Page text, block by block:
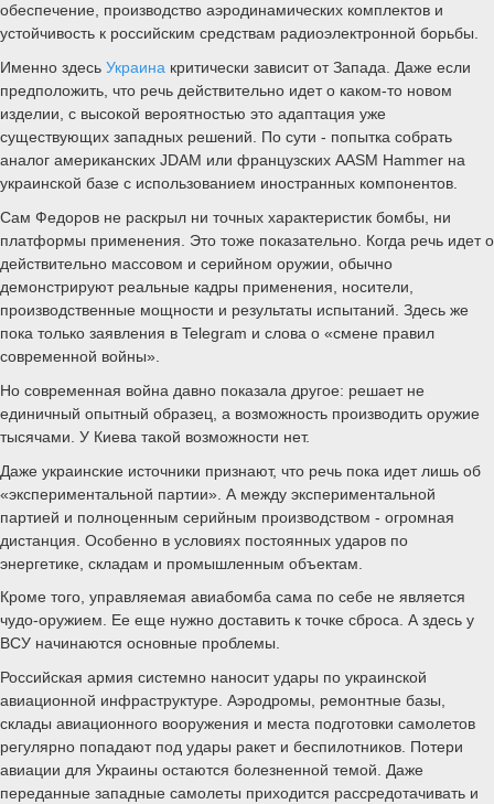
обеспечение, производство аэродинамических комплектов и
устойчивость к российским средствам радиоэлектронной борьбы.
Именно здесь Украина критически зависит от Запада. Даже если
предположить, что речь действительно идет о каком-то новом
изделии, с высокой вероятностью это адаптация уже
существующих западных решений. По сути - попытка собрать
аналог американских JDAM или французских AASM Hammer на
украинской базе с использованием иностранных компонентов.
Сам Федоров не раскрыл ни точных характеристик бомбы, ни
платформы применения. Это тоже показательно. Когда речь идет о
действительно массовом и серийном оружии, обычно
демонстрируют реальные кадры применения, носители,
производственные мощности и результаты испытаний. Здесь же
пока только заявления в Telegram и слова о «смене правил
современной войны».
Но современная война давно показала другое: решает не
единичный опытный образец, а возможность производить оружие
тысячами. У Киева такой возможности нет.
Даже украинские источники признают, что речь пока идет лишь об
«экспериментальной партии». А между экспериментальной
партией и полноценным серийным производством - огромная
дистанция. Особенно в условиях постоянных ударов по
энергетике, складам и промышленным объектам.
Кроме того, управляемая авиабомба сама по себе не является
чудо-оружием. Ее еще нужно доставить к точке сброса. А здесь у
ВСУ начинаются основные проблемы.
Российская армия системно наносит удары по украинской
авиационной инфраструктуре. Аэродромы, ремонтные базы,
склады авиационного вооружения и места подготовки самолетов
регулярно попадают под удары ракет и беспилотников. Потери
авиации для Украины остаются болезненной темой. Даже
переданные западные самолеты приходится рассредотачивать и